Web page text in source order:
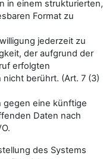
in einem strukturierten,
Format zu
jederzeit zu
der aufgrund der
erfolgten
berührt. (Art. 7 (3)
gegen eine künftige
Daten nach
des Systems